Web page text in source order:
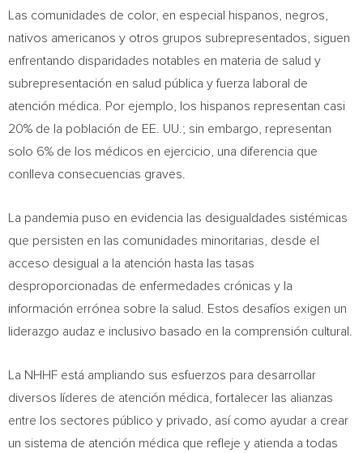
Las comunidades de color, en especial hispanos, negros,
nativos americanos y otros grupos subrepresentados, siguen
enfrentando disparidades notables en materia de salud y
subrepresentación en salud pública y fuerza laboral de
atención médica. Por ejemplo, los hispanos representan casi
20% de la población de EE. UU.; sin embargo, representan
solo 6% de los médicos en ejercicio, una diferencia que
conlleva consecuencias graves.
La pandemia puso en evidencia las desigualdades sistémicas
que persisten en las comunidades minoritarias, desde el
acceso desigual a la atención hasta las tasas
desproporcionadas de enfermedades crónicas y la
información errónea sobre la salud. Estos desafíos exigen un
liderazgo audaz e inclusivo basado en la comprensión cultural.
La NHHF está ampliando sus esfuerzos para desarrollar
diversos líderes de atención médica, fortalecer las alianzas
entre los sectores público y privado, así como ayudar a crear
un sistema de atención médica que refleje y atienda a todas